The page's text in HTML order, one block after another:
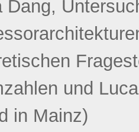
Dang,
und
in Mainz)